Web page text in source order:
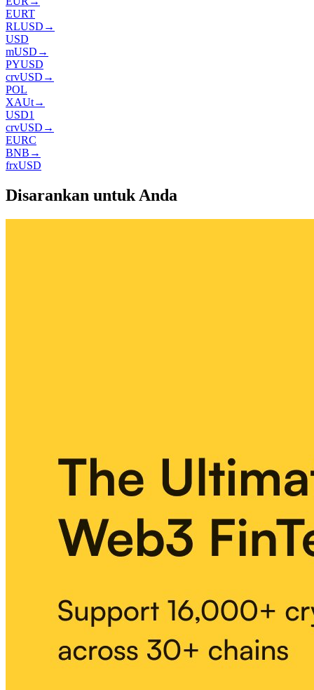
EURT
RLUSD →
USD
mUSD →
PYUSD
crvUSD →
POL
XAUt→
USD1
crvUSD →
EURC
BNB →
frxUSD
Disarankan untuk Anda